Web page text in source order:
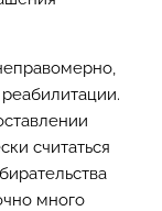
считаться
много